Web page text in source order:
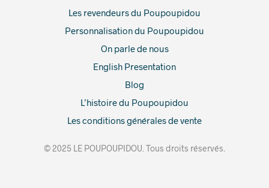
Les revendeurs du Poupoupidou
Personnalisation du Poupoupidou
On parle de nous
English Presentation
Blog
L’histoire du Poupoupidou
Les conditions générales de vente
© 2025 LE POUPOUPIDOU. Tous droits réservés.